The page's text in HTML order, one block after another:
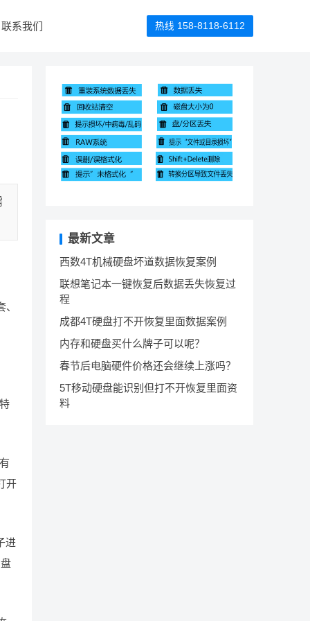
联系我们 热线 158-8118-6112
开
进
最新文章
西数4T机械硬盘坏道数据恢复案例
联想笔记本一键恢复后数据丢失恢复过
程
成都4T硬盘打不开恢复里面数据案例
内存和硬盘买什么牌子可以呢？
春节后电脑硬件价格还会继续上涨吗？
5T移动硬盘能识别但打不开恢复里面资
料